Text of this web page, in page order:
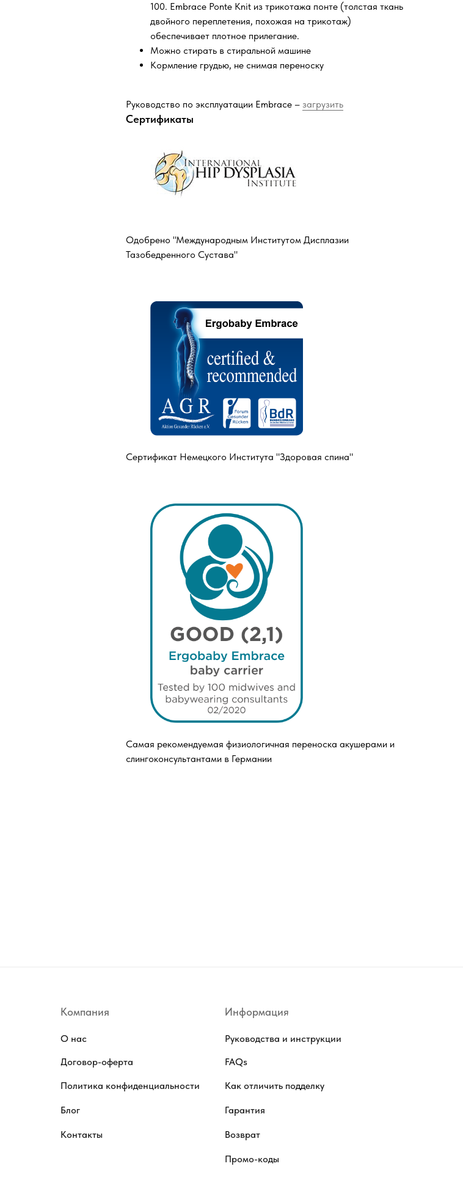
100. Embrace Ponte Knit из трикотажа понте (толстая ткань
двойного переплетения, похожая на трикотаж)
обеспечивает плотное прилегание.
Можно стирать в стиральной машине
Кормление грудью, не снимая переноску
Руководство по эксплуатации Embrace – загрузить
Сертификаты
Одобрено "Международным Институтом Дисплазии
Тазобедренного Сустава"
Сертификат Немецкого Института "Здоровая спина"
Самая рекомендуемая физиологичная переноска акушерами и
слингоконсультантами в Германии
Компания
О нас
Договор-оферта
Политика конфиденциальности Как отличить подделку
Блог
Контакты
Информация
Руководства и инструкции
FAQs
Гарантия
Возврат
Промо-коды